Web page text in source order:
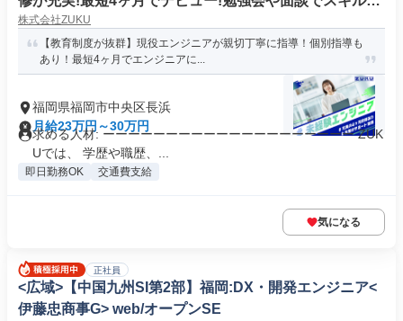
ップ)
株式会社ZUKU
【教育制度が抜群】現役エンジニアが親切丁寧に指導！個別指導も
あり！最短4ヶ月でエンジニアに...
福岡県福岡市中央区長浜
月給23万円～30万円
求める人材: ーーーーーーーーーーーーーーーーーーーー ZUK
Uでは、 学歴や職歴、...
即日勤務OK 交通費支給
気になる
正社員
<広域>【中国九州SI第2部】福岡:DX・開発エンジニア<
伊藤忠商事G> web/オープンSE